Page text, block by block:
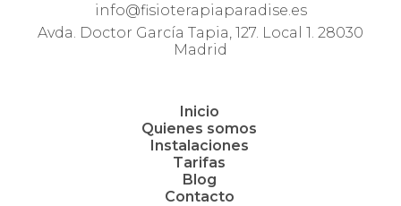
info@fisioterapiaparadise.es
Avda. Doctor García Tapia, 127. Local 1. 28030
Madrid
Inicio
Quienes somos
Instalaciones
Tarifas
Blog
Contacto